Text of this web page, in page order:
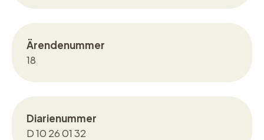
Ärendenummer
18
Diarienummer
D 10 26 01 32